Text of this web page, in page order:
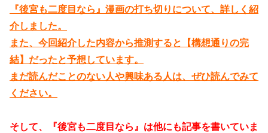
『後宮も二度目なら』漫画の打ち切りについて、詳しく紹
介しました。
また、今回紹介した内容から推測すると【構想通りの完
結】だったと予想しています。
まだ読んだことのない人や興味ある人は、ぜひ読んでみて
ください。
そして、『後宮も二度目なら』は他にも記事を書いていま